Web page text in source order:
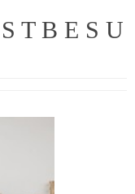
T B E S U